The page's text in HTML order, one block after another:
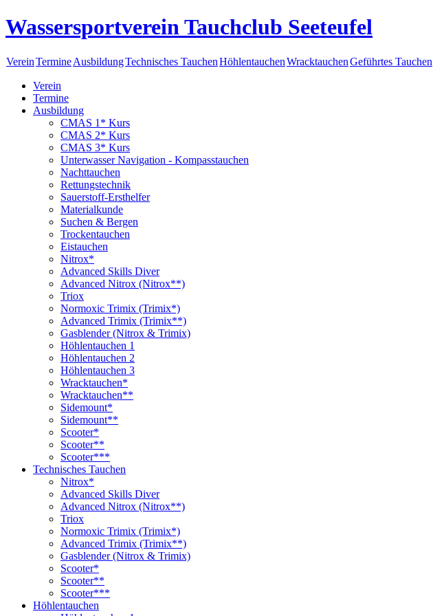
Wassersportverein Tauchclub Seeteufel
VereinTermineAusbildungTechnisches TauchenHöhlentauchenWracktauchenGeführtes Tauchen
Verein
Termine
Ausbildung
CMAS 1* Kurs
CMAS 2* Kurs
CMAS 3* Kurs
Unterwasser Navigation - Kompasstauchen
Nachttauchen
Rettungstechnik
Sauerstoff-Ersthelfer
Materialkunde
Suchen & Bergen
Trockentauchen
Eistauchen
Nitrox*
Advanced Skills Diver
Advanced Nitrox (Nitrox**)
Triox
Normoxic Trimix (Trimix*)
Advanced Trimix (Trimix**)
Gasblender (Nitrox & Trimix)
Höhlentauchen 1
Höhlentauchen 2
Höhlentauchen 3
Wracktauchen*
Wracktauchen**
Sidemount*
Sidemount**
Scooter*
Scooter**
Scooter***
Technisches Tauchen
Nitrox*
Advanced Skills Diver
Advanced Nitrox (Nitrox**)
Triox
Normoxic Trimix (Trimix*)
Advanced Trimix (Trimix**)
Gasblender (Nitrox & Trimix)
Scooter*
Scooter**
Scooter***
Höhlentauchen